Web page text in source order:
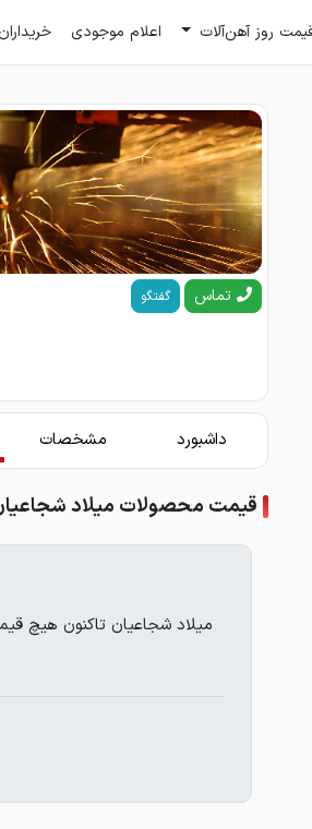
روز آهن‌آلات اعلام موجودی خریداران
تماس گفتگو
داشبورد مشخصات
قیمت محصولات میلاد